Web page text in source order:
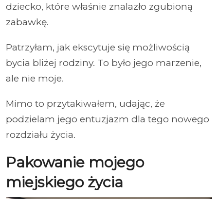
dziecko, które właśnie znalazło zgubioną
zabawkę.
Patrzyłam, jak ekscytuje się możliwością
bycia bliżej rodziny. To było jego marzenie,
ale nie moje.
Mimo to przytakiwałem, udając, że
podzielam jego entuzjazm dla tego nowego
rozdziału życia.
Pakowanie mojego
miejskiego życia